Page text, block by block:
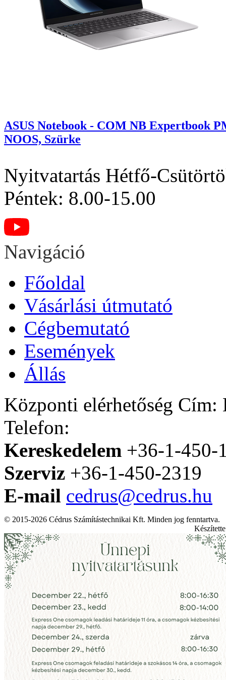
ASUS Notebook - COM NB Expertbook
NOOS, Szürke
Nyitvatartás Hétfő-
Péntek: 8.00-15.00
Navigáció
Főoldal
Vásárlási útmutató
Cégbemutató
Események
Állás
Központi elérhetőség Cím:
Telefon:
Kereskedelem +36-1-450-
Szerviz +36-1-450-2319
E-mail cedrus@cedrus.hu
© 2015-2026 Cédrus Számítástechnikai Kft. Minden jog fenntartva.